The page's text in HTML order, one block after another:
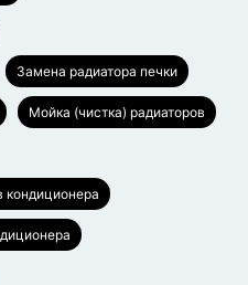
Замена радиатора печки
Мойка (чистка) радиаторов
кондиционера